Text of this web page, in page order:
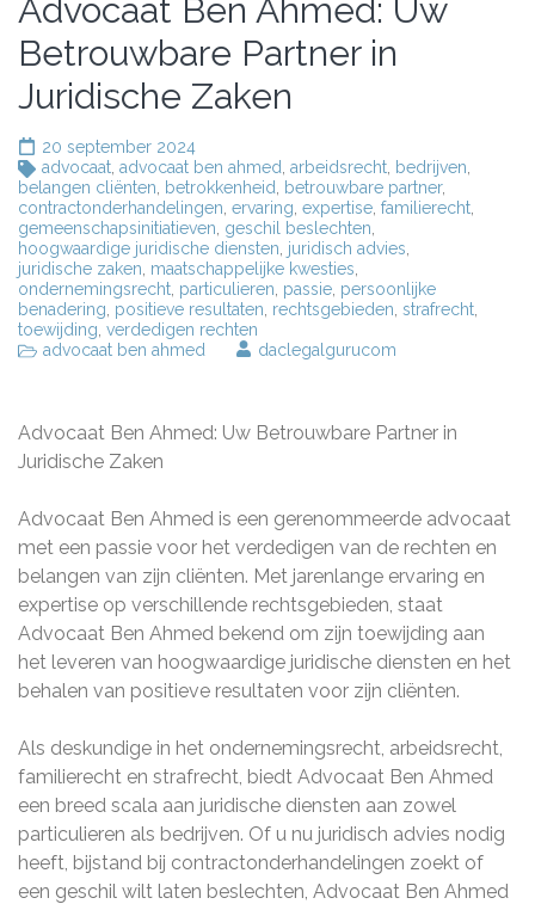
Advocaat Ben Ahmed: Uw
Betrouwbare Partner in
Juridische Zaken
20 september 2024
advocaat advocaat ben ahmed arbeidsrecht bedrijven
belangen cliënten
betrokkenheid betrouwbare partner,
contractonderhandelingen ervaring expertise familierecht
gemeenschapsinitiatieven geschil beslechten
hoogwaardige juridische diensten juridisch advies
juridische zaken maatschappelijke kwesties
ondernemingsrecht particulieren passie persoonlijke
benadering positieve resultaten rechtsgebieden strafrecht
toewijding verdedigen rechten
advocaat ben ahmed
daclegalgurucom
Advocaat Ben Ahmed: Uw Betrouwbare Partner in
Juridische Zaken
Advocaat Ben Ahmed is een gerenommeerde advocaat
met een passie voor het verdedigen van de rechten en
belangen van zijn cliënten. Met jarenlange ervaring en
expertise op verschillende rechtsgebieden, staat
Advocaat Ben Ahmed bekend om zijn toewijding aan
het leveren van hoogwaardige juridische diensten en het
behalen van positieve resultaten voor zijn cliënten.
Als deskundige in het ondernemingsrecht, arbeidsrecht,
familierecht en strafrecht, biedt Advocaat Ben Ahmed
een breed scala aan juridische diensten aan zowel
particulieren als bedrijven. Of u nu juridisch advies nodig
heeft, bijstand bij contractonderhandelingen zoekt of
een geschil wilt laten beslechten, Advocaat Ben Ahmed